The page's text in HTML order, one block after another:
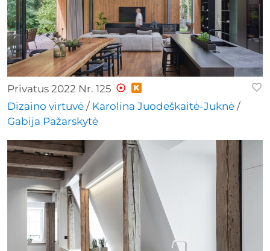
Privatus 2022 Nr. 125
Dizaino virtuvė / Karolina Juodeškaitė-Juknė /
Gabija Pažarskytė